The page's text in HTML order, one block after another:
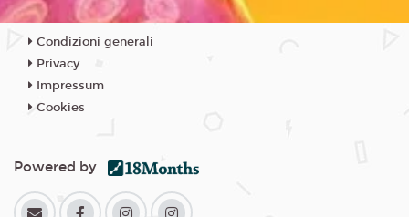
Condizioni generali
Privacy
Impressum
Cookies
Powered by